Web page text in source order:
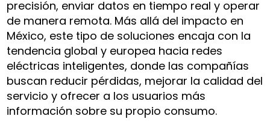
precisión, enviar datos en tiempo real y operar
de manera remota. Más allá del impacto en
México, este tipo de soluciones encaja con la
tendencia global y europea hacia redes
eléctricas inteligentes, donde las compañías
buscan reducir pérdidas, mejorar la calidad del
servicio y ofrecer a los usuarios más
información sobre su propio consumo.